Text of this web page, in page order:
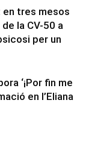
tres mesos
la CV-50 a
per un
‘¡Por fin me
en l’Eliana